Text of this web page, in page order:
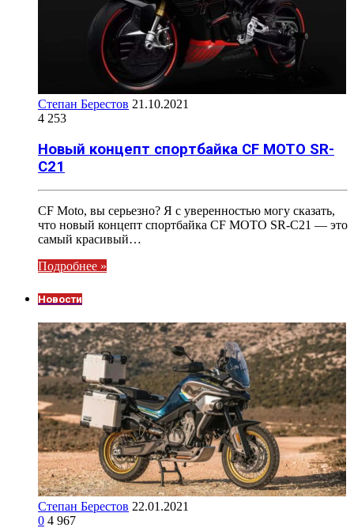
Степан Берестов 21.10.2021
4 253
Новый концепт спортбайка CF MOTO SR-
C21
CF Moto, вы серьезно? Я с уверенностью могу сказать,
что новый концепт спортбайка CF MOTO SR-C21 — это
самый красивый…
Подробнее »
Новости
Степан Берестов 22.01.2021
0 4 967